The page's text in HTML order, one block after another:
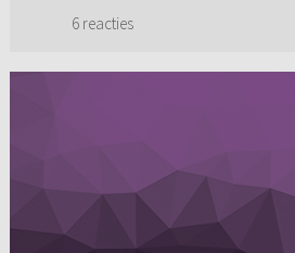
6 reacties